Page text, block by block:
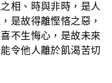
相、時與非時，是人
是故得離慳悋之惡，
不生悔心，是故未來
令他人離於飢渴苦切